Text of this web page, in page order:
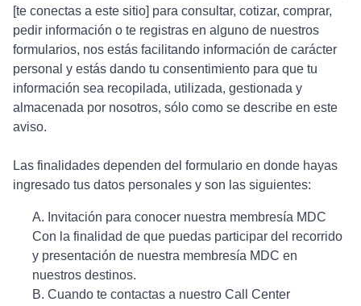
[te conectas a este sitio] para consultar, cotizar, comprar,
pedir información o te registras en alguno de nuestros
formularios, nos estás facilitando información de carácter
personal y estás dando tu consentimiento para que tu
información sea recopilada, utilizada, gestionada y
almacenada por nosotros, sólo como se describe en este
aviso.
Las finalidades dependen del formulario en donde hayas
ingresado tus datos personales y son las siguientes:
A. Invitación para conocer nuestra membresía MDC
Con la finalidad de que puedas participar del recorrido
y presentación de nuestra membresía MDC en
nuestros destinos.
B. Cuando te contactas a nuestro Call Center